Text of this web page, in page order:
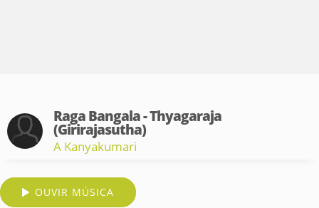
Raga Bangala - Thyagaraja
(Girirajasutha)
A Kanyakumari
OUVIR MÚSICA